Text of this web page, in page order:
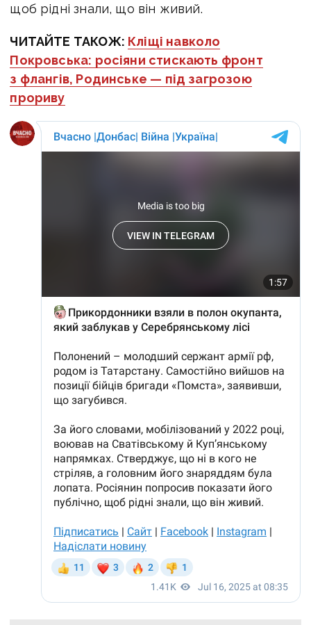
щоб рідні знали, що він живий.
ЧИТАЙТЕ ТАКОЖ: Кліщі навколо
Покровська: росіяни стискають фронт
з флангів, Родинське — під загрозою
прориву